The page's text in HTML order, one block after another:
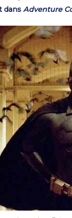
dans Adventure